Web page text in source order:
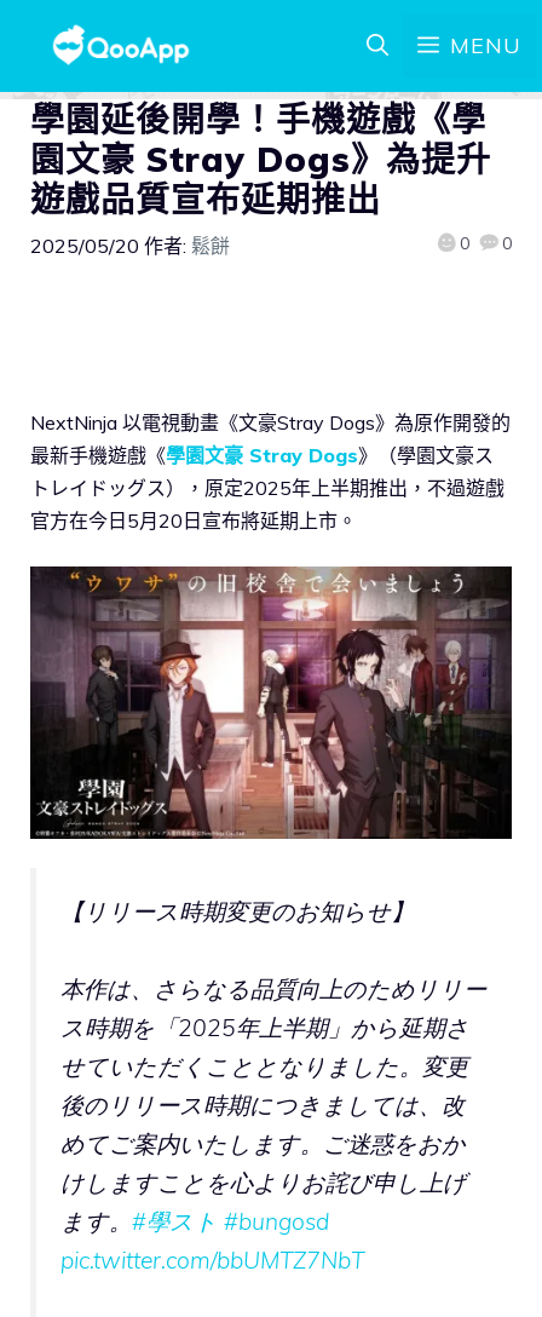
MENU
學園延後開學！手機遊戲《學
園文豪 Stray Dogs》為提升
遊戲品質宣布延期推出
2025/05/20 作者: 鬆餅 0 0
NextNinja 以電視動畫《文豪Stray Dogs》為原作開發的
最新手機遊戲《學園文豪 Stray Dogs》（學園文豪ス
トレイドッグス），原定2025年上半期推出，不過遊戲
官方在今日5月20日宣布將延期上市。
【リリース時期変更のお知らせ】
本作は、さらなる品質向上のためリリー
ス時期を「2025年上半期」から延期さ
せていただくこととなりました。変更
後のリリース時期につきましては、改
めてご案内いたします。ご迷惑をおか
けしますことを心よりお詫び申し上げ
ます。 #學スト #bungosd
pic.twitter.com/bbUMTZ7NbT